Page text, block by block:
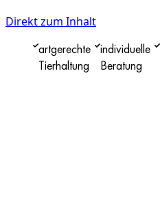
Direkt zum Inhalt
artgerechte
Tierhaltung
individuelle
Beratung